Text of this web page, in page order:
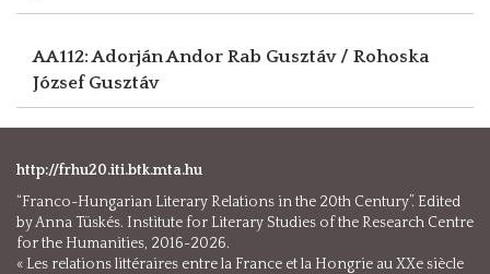
AA112: Adorján Andor Rab Gusztáv / Rohoska
József Gusztáv
http://frhu20.iti.btk.mta.hu
“Franco-Hungarian Literary Relations in the 20th Century”. Edited
by Anna Tüskés. Institute for Literary Studies of the Research Centre
for the Humanities, 2016-2026.
« Les relations littéraires entre la France et la Hongrie au XXe siècle